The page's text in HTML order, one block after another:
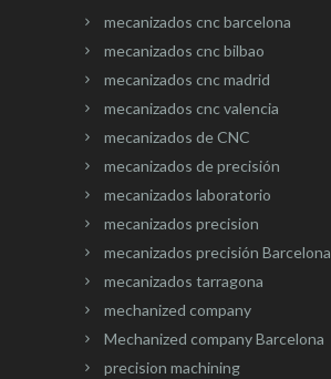
mecanizados cnc barcelona
mecanizados cnc bilbao
mecanizados cnc madrid
mecanizados cnc valencia
mecanizados de CNC
mecanizados de precisión
mecanizados laboratorio
mecanizados precision
mecanizados precisión Barcelona
mecanizados tarragona
mechanized company
Mechanized company Barcelona
precision machining